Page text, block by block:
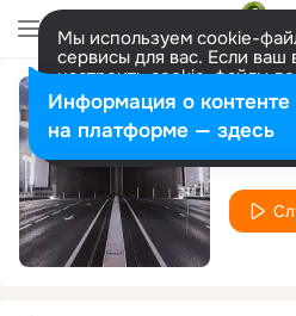
Мы используем cookie-
сервисы для вас. Если ваш
настроить cookie-файлы
представитель. Больше
Разрешить все в
Информация о контенте
на платформе — здесь